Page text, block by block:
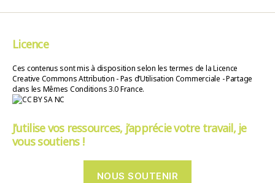
Licence
Ces contenus sont mis à disposition selon les termes de la Licence
Creative Commons Attribution - Pas d’Utilisation Commerciale - Partage
dans les Mêmes Conditions 3.0 France.
J’utilise vos ressources, j’apprécie votre travail, je
vous soutiens !
NOUS SOUTENIR